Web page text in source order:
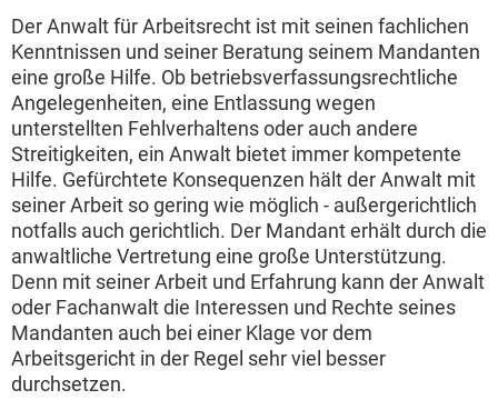
Der Anwalt für Arbeitsrecht ist mit seinen fachlichen
Kenntnissen und seiner Beratung seinem Mandanten
eine große Hilfe. Ob betriebsverfassungsrechtliche
Angelegenheiten, eine Entlassung wegen
unterstellten Fehlverhaltens oder auch andere
Streitigkeiten, ein Anwalt bietet immer kompetente
Hilfe. Gefürchtete Konsequenzen hält der Anwalt mit
seiner Arbeit so gering wie möglich - außergerichtlich
notfalls auch gerichtlich. Der Mandant erhält durch die
anwaltliche Vertretung eine große Unterstützung.
Denn mit seiner Arbeit und Erfahrung kann der Anwalt
oder Fachanwalt die Interessen und Rechte seines
Mandanten auch bei einer Klage vor dem
Arbeitsgericht in der Regel sehr viel besser
durchsetzen.